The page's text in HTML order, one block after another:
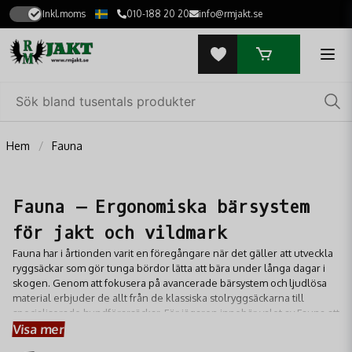
Inkl.moms 010-188 20 20 info@rmjakt.se
Hem Fauna
Fauna – Ergonomiska bärsystem
för jakt och vildmark
Fauna har i årtionden varit en föregångare när det gäller att utveckla
ryggsäckar som gör tunga bördor lätta att bära under långa dagar i
skogen. Genom att fokusera på avancerade bärsystem och ljudlösa
material erbjuder de allt från de klassiska stolryggsäckarna till
specialiserade hundförarsäckar. För jägaren innebär valet av Fauna att
man får en ryggsäck som är designad för att följa kroppens rörelser,
Visa mer